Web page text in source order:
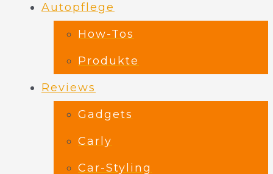
Autopflege
How-Tos
Produkte
Reviews
Gadgets
Carly
Car-Styling